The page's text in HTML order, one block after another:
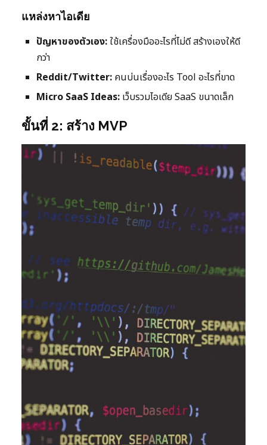
แหล่งหาไอเดีย
ปัญหาของตัวเอง:ใช้เครื่องมืออะไรที่ไม่ดี สร้างเองให้ดี
กว่า
Reddit/Twitter: คนบ่นเรื่องอะไร Tool อะไรที่ขาด
Micro SaaS Ideas: เว็บรวมไอเดีย SaaS ขนาดเล็ก
ขั้นที่ 2: สร้าง MVP